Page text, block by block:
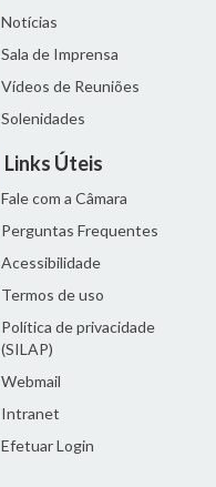
Notícias
Sala de Imprensa
Vídeos de Reuniões
Solenidades
Links Úteis
Fale com a Câmara
Perguntas Frequentes
Acessibilidade
Termos de uso
Política de privacidade
(SILAP)
Webmail
Intranet
Efetuar Login